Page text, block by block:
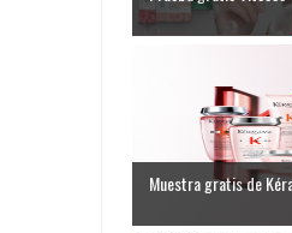
Muestra gratis de